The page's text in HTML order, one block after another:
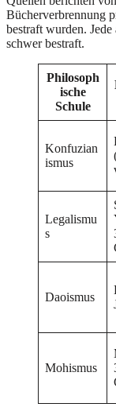
Bücherverbrennung
bestraft wurden.
schwer bestraft.
Philosoph
ische
Schule
Konfuzian
ismus
Legalismu
s
Daoismus
Mohismus